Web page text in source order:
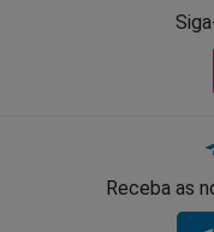
Receba as